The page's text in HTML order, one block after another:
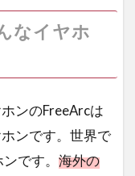
なイヤホ
ンのFreeArcは
ンです。世界で
です。 海外の